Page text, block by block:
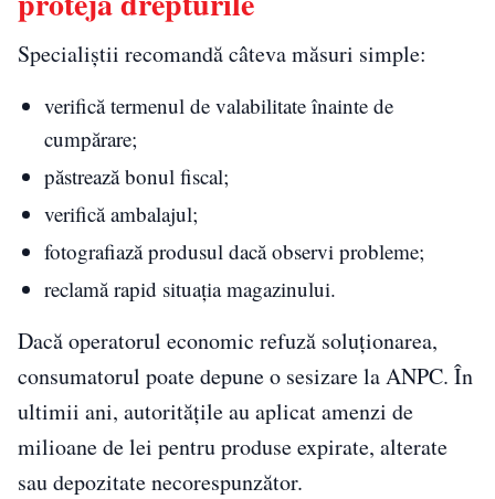
Specialiștii recomandă câteva măsuri simple:
verifică termenul de valabilitate înainte de
cumpărare;
păstrează bonul fiscal;
verifică ambalajul;
fotografiază produsul dacă observi probleme;
reclamă rapid situația magazinului.
Dacă operatorul economic refuză soluționarea,
consumatorul poate depune o sesizare la ANPC. În
ultimii ani, autoritățile au aplicat amenzi de
milioane de lei pentru produse expirate, alterate
sau depozitate necorespunzător.